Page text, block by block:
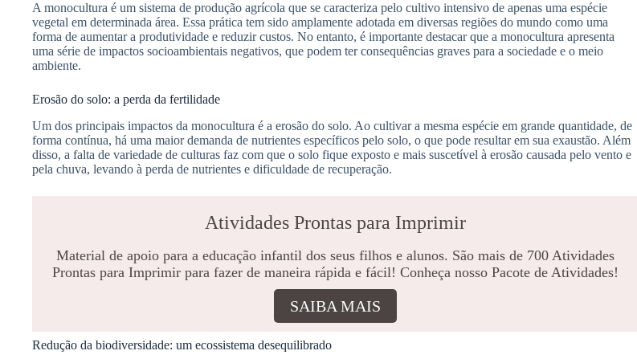
A monocultura é um sistema de produção agrícola que se caracteriza pelo cultivo intensivo de apenas uma espécie
vegetal em determinada área. Essa prática tem sido amplamente adotada em diversas regiões do mundo como uma
forma de aumentar a produtividade e reduzir custos. No entanto, é importante destacar que a monocultura apresenta
uma série de impactos socioambientais negativos, que podem ter consequências graves para a sociedade e o meio
ambiente.
Erosão do solo: a perda da fertilidade
Um dos principais impactos da monocultura é a erosão do solo. Ao cultivar a mesma espécie em grande quantidade, de
forma contínua, há uma maior demanda de nutrientes específicos pelo solo, o que pode resultar em sua exaustão. Além
disso, a falta de variedade de culturas faz com que o solo fique exposto e mais suscetível à erosão causada pelo vento e
pela chuva, levando à perda de nutrientes e dificuldade de recuperação.
Atividades Prontas para Imprimir
Material de apoio para a educação infantil dos seus filhos e alunos. São mais de 700 Atividades
Prontas para Imprimir para fazer de maneira rápida e fácil! Conheça nosso Pacote de Atividades!
SAIBA MAIS
Redução da biodiversidade: um ecossistema desequilibrado